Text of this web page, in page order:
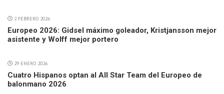
2 FEBRERO 2026
Europeo 2026: Gidsel máximo goleador, Kristjansson mejor
asistente y Wolff mejor portero
29 ENERO 2026
Cuatro Hispanos optan al All Star Team del Europeo de
balonmano 2026